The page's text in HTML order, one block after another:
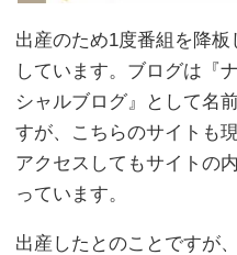
出産のため1度番組を降
しています。ブログは『
シャルブログ』として名
すが、こちらのサイトも
アクセスしてもサイトの
っています。
出産したとのことですが